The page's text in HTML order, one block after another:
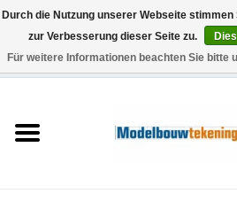
Schiffe
Durch die Nutzung unserer Webseite
zur Verbesserung dieser Seite zu.
Für weitere Informationen beachten Sie bitte